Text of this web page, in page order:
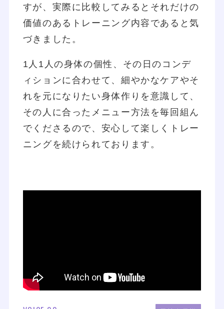
すが、実際に比較してみるとそれだけの
価値のあるトレーニング内容であると気
づきました。
1人1人の身体の個性、その日のコンデ
ィションに合わせて、細やかなケアやそ
れを元になりたい身体作りを意識して、
その人に合ったメニュー方法を毎回組ん
でくださるので、安心して楽しくトレー
ニングを続けられております。